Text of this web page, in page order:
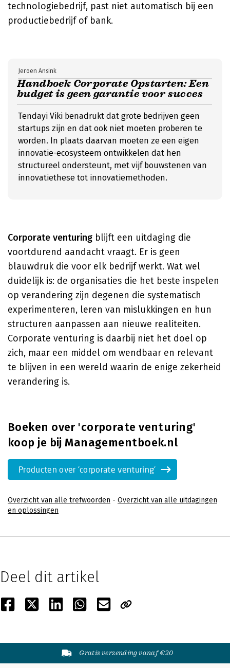
technologiebedrijf, past niet automatisch bij een
productiebedrijf of bank.
Handboek Corporate Opstarten: Een
budget is geen garantie voor succes
Jeroen Ansink
Tendayi Viki benadrukt dat grote bedrijven geen
startups zijn en dat ook niet moeten proberen te
worden. In plaats daarvan moeten ze een eigen
innovatie-ecosysteem ontwikkelen dat hen
structureel ondersteunt, met vijf bouwstenen van
innovatiethese tot innovatiemethoden.
Corporate venturing blijft een uitdaging die
voortdurend aandacht vraagt. Er is geen
blauwdruk die voor elk bedrijf werkt. Wat wel
duidelijk is: de organisaties die het beste inspelen
op verandering zijn degenen die systematisch
experimenteren, leren van mislukkingen en hun
structuren aanpassen aan nieuwe realiteiten.
Corporate venturing is daarbij niet het doel op
zich, maar een middel om wendbaar en relevant
te blijven in een wereld waarin de enige zekerheid
verandering is.
Boeken over 'corporate venturing'
koop je bij Managementboek.nl
Producten over 'corporate venturing'
Overzicht van alle trefwoorden - Overzicht van alle uitdagingen
en oplossingen
Deel dit artikel
Gratis verzending vanaf €20